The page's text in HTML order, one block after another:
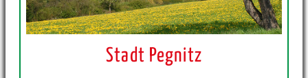
Stadt Pegnitz